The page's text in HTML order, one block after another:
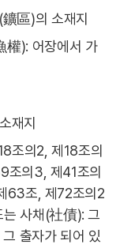
區)의 소재지
權): 어장에서 가
재지
조의2, 제18조의
의3, 제41조의
63조, 제72조의2
는 사채(社債): 그
출자가 되어 있